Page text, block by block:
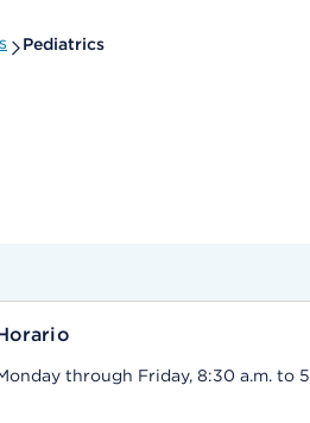
Pediatrics
through Friday, 8:30 a.m. to